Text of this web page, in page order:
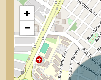
+
−